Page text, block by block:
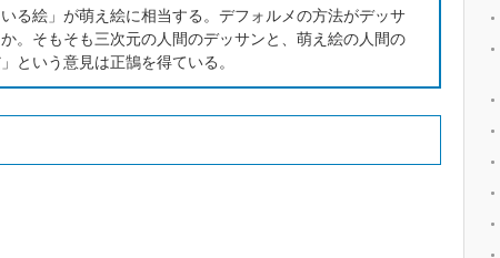
る絵」が萌え絵に相当する。デフォルメの方法がデッサ
。そもそも三次元の人間のデッサンと、萌え絵の人間の
という意見は正鵠を得ている。